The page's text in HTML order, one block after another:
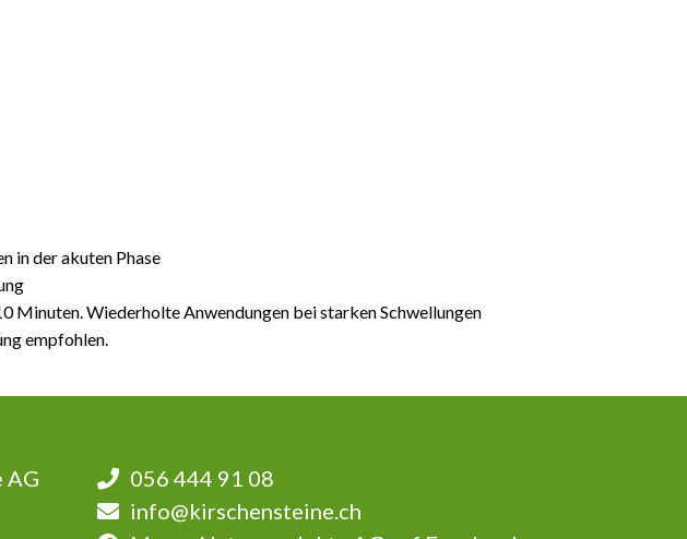
in der akuten Phase
Minuten. Wiederholte Anwendungen bei starken Schwellungen
empfohlen.
AG
056 444 91 08
info@kirschensteine.ch